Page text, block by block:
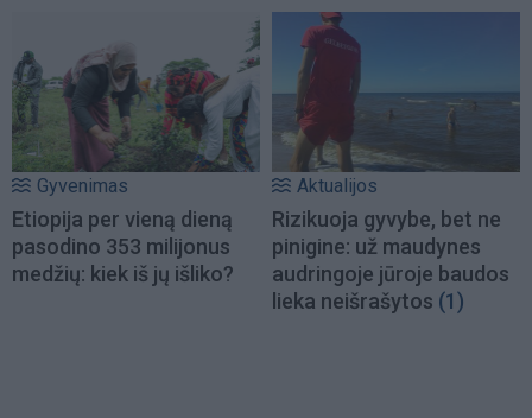
Gyvenimas
Etiopija per vieną dieną
pasodino 353 milijonus
medžių: kiek iš jų išliko?
Aktualijos
Rizikuoja gyvybe, bet ne
pinigine: už maudynes
audringoje jūroje baudos
lieka neišrašytos (1)